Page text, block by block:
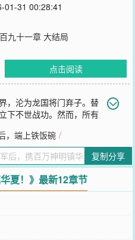
01-31 00:28:41
九十一章 大结局
点击阅读
，沦为龙国将门弃子。替
下不世战功。然而，所有
进东部绝境等死。当二十万将士
一尊带有双翼的龙形古神像。姬
神祇。“应龙庚辰，创世祖
，黑雾溃散。举国欢腾之际，直
我姬家真龙血脉感应之功！”姬
过传递声音的工具人。亿万民众
龙百分百亲合度，新生的神祇
，唤醒华夏众神，成为救世之
底被舆论碾压，家人忍受不
，端上铁饭碗 /
复制分享
夏！》最新12章节